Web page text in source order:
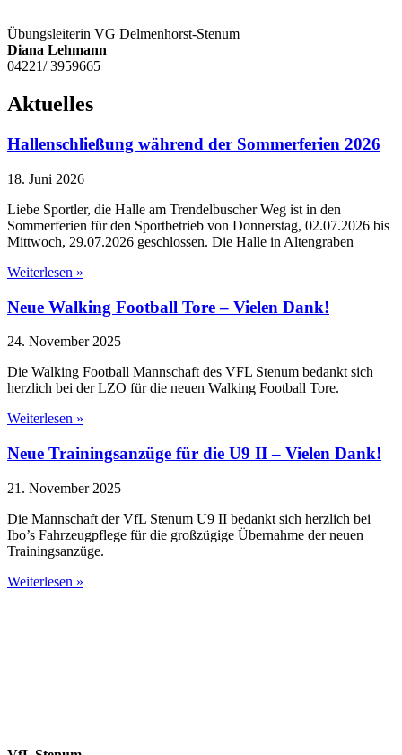
Übungsleiterin VG Delmenhorst-Stenum
Diana Lehmann
04221/ 3959665
Aktuelles
Hallenschließung während der Sommerferien 2026
18. Juni 2026
Liebe Sportler, die Halle am Trendelbuscher Weg ist in den
Sommerferien für den Sportbetrieb von Donnerstag, 02.07.2026 bis
Mittwoch, 29.07.2026 geschlossen. Die Halle in Altengraben
Weiterlesen »
Neue Walking Football Tore – Vielen Dank!
24. November 2025
Die Walking Football Mannschaft des VFL Stenum bedankt sich
herzlich bei der LZO für die neuen Walking Football Tore.
Weiterlesen »
Neue Trainingsanzüge für die U9 II – Vielen Dank!
21. November 2025
Die Mannschaft der VfL Stenum U9 II bedankt sich herzlich bei
Ibo’s Fahrzeugpflege für die großzügige Übernahme der neuen
Trainingsanzüge.
Weiterlesen »